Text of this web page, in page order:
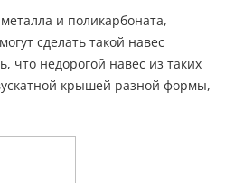
и поликарбоната,
сделать такой навес
что недорогой навес из таких
крышей разной формы,